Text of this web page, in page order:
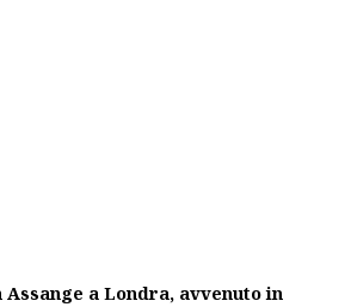
Assange a Londra, avvenuto in